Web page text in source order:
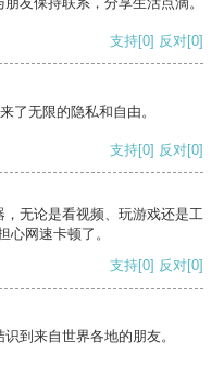
支持[0] 反对[0]
了无限的隐私和自由。
支持[0] 反对[0]
无论是看视频、玩游戏还是工
心网速卡顿了。
支持[0] 反对[0]
到来自世界各地的朋友。